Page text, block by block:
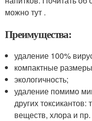
можно тут .
Преимущества:
удаление 100%
компактные
экологичность;
удаление помимо
других
веществ, хлора и пр.